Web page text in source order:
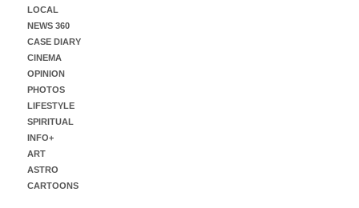
LOCAL
NEWS 360
CASE DIARY
CINEMA
OPINION
PHOTOS
LIFESTYLE
SPIRITUAL
INFO+
ART
ASTRO
CARTOONS